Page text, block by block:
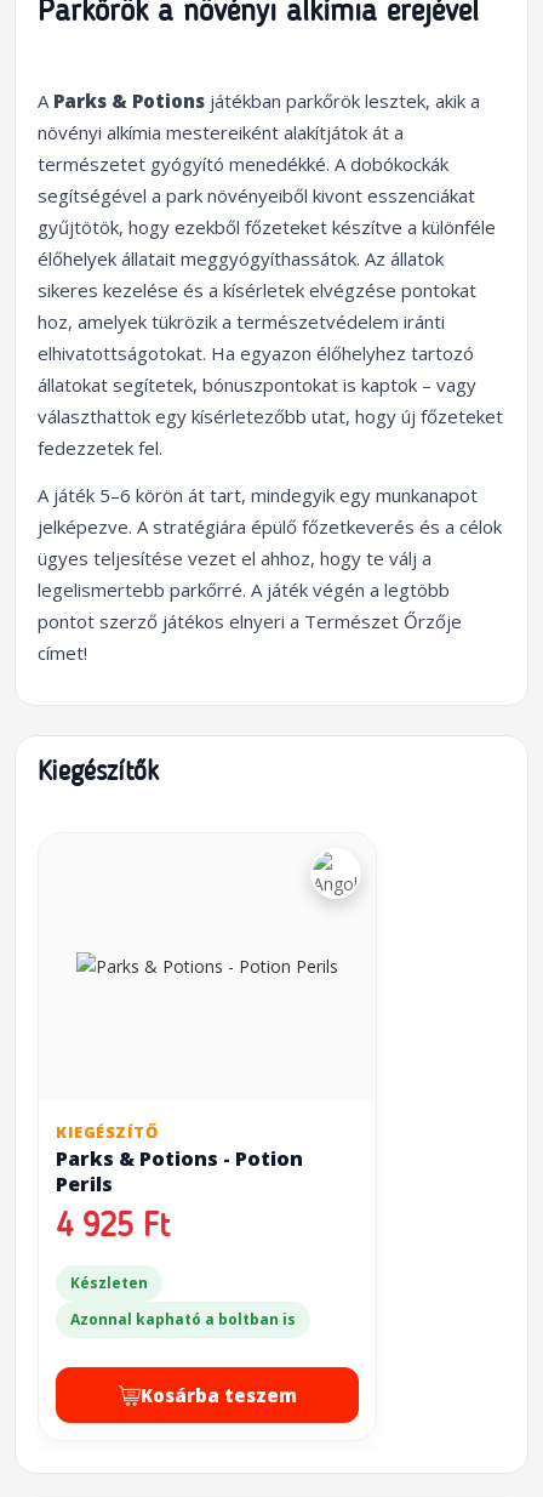
Parkőrök a növényi alkímia erejével
A Parks & Potions játékban parkőrök lesztek, akik a
növényi alkímia mestereiként alakítjátok át a
természetet gyógyító menedékké. A dobókockák
segítségével a park növényeiből kivont esszenciákat
gyűjtötök, hogy ezekből főzeteket készítve a különféle
élőhelyek állatait meggyógyíthassátok. Az állatok
sikeres kezelése és a kísérletek elvégzése pontokat
hoz, amelyek tükrözik a természetvédelem iránti
elhivatottságotokat. Ha egyazon élőhelyhez tartozó
állatokat segítetek, bónuszpontokat is kaptok – vagy
választhattok egy kísérletezőbb utat, hogy új főzeteket
fedezzetek fel.
A játék 5–6 körön át tart, mindegyik egy munkanapot
jelképezve. A stratégiára épülő főzetkeverés és a célok
ügyes teljesítése vezet el ahhoz, hogy te válj a
legelismertebb parkőrré. A játék végén a legtöbb
pontot szerző játékos elnyeri a Természet Őrzője
címet!
Kiegészítők
KIEGÉSZÍTŐ
Parks & Potions - Potion
Perils
4 925 Ft
Készleten
Azonnal kapható a boltban is
Kosárba teszem